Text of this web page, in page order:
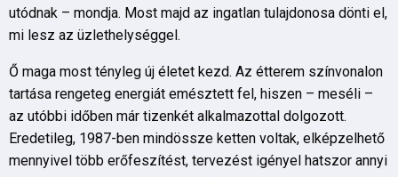
utódnak – mondja. Most majd az ingatlan tulajdonosa dönti el,
mi lesz az üzlethelységgel.
Ő maga most tényleg új életet kezd. Az étterem színvonalon
tartása rengeteg energiát emésztett fel, hiszen – meséli –
az utóbbi időben már tizenkét alkalmazottal dolgozott.
Eredetileg, 1987-ben mindössze ketten voltak, elképzelhető
mennyivel több erőfeszítést, tervezést igényel hatszor annyi